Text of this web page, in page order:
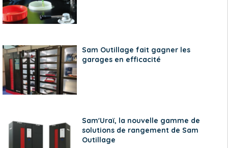
Sam Outillage fait gagner les
garages en efficacité
Sam'Uraï, la nouvelle gamme de
solutions de rangement de Sam
Outillage